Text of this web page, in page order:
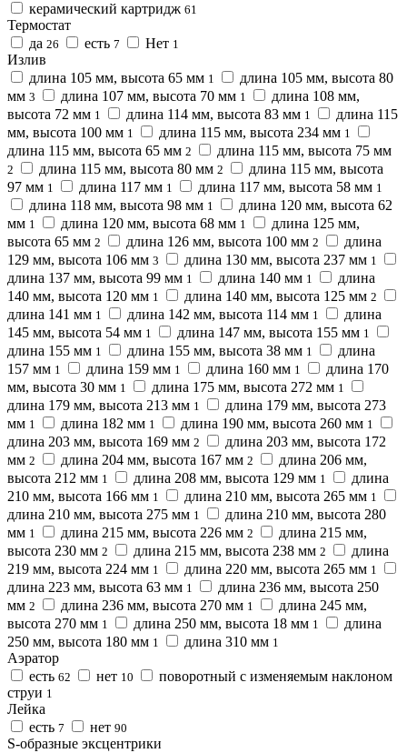
керамический картридж 61
Термостат
да 26 есть 7 Нет 1
Излив
длина 105 мм, высота 65 мм 1
длина 105 мм, высота 80
мм 3 длина 107 мм, высота 70 мм 1
длина 108 мм,
высота 72 мм 1 длина 114 мм, высота 83 мм 1
длина 115
мм, высота 100 мм 1 длина 115 мм, высота 234 мм 1
длина 115 мм, высота 65 мм 2 длина 115 мм, высота 75 мм
2 длина 115 мм, высота 80 мм 2
длина 115 мм, высота
97 мм 1 длина 117 мм 1 длина 117 мм, высота 58 мм 1
длина 118 мм, высота 98 мм 1
длина 120 мм, высота 62
мм 1 длина 120 мм, высота 68 мм 1
длина 125 мм,
высота 65 мм 2 длина 126 мм, высота 100 мм 2
длина
129 мм, высота 106 мм 3 длина 130 мм, высота 237 мм 1
длина 137 мм, высота 99 мм 1 длина 140 мм 1
длина
140 мм, высота 120 мм 1 длина 140 мм, высота 125 мм 2
длина 141 мм 1 длина 142 мм, высота 114 мм 1
длина
145 мм, высота 54 мм 1 длина 147 мм, высота 155 мм 1
длина 155 мм 1 длина 155 мм, высота 38 мм 1
длина
157 мм 1 длина 159 мм 1 длина 160 мм 1
длина 170
мм, высота 30 мм 1 длина 175 мм, высота 272 мм 1
длина 179 мм, высота 213 мм 1
длина 179 мм, высота 273
мм 1 длина 182 мм 1 длина 190 мм, высота 260 мм 1
длина 203 мм, высота 169 мм 2
длина 203 мм, высота 172
мм 2 длина 204 мм, высота 167 мм 2
длина 206 мм,
высота 212 мм 1 длина 208 мм, высота 129 мм 1
длина
210 мм, высота 166 мм 1 длина 210 мм, высота 265 мм 1
длина 210 мм, высота 275 мм 1
длина 210 мм, высота 280
мм 1 длина 215 мм, высота 226 мм 2
длина 215 мм,
высота 230 мм 2 длина 215 мм, высота 238 мм 2
длина
219 мм, высота 224 мм 1 длина 220 мм, высота 265 мм 1
длина 223 мм, высота 63 мм 1
длина 236 мм, высота 250
мм 2 длина 236 мм, высота 270 мм 1
длина 245 мм,
высота 270 мм 1 длина 250 мм, высота 18 мм 1
длина
250 мм, высота 180 мм 1 длина 310 мм 1
Аэратор
есть 62 нет 10
поворотный с изменяемым наклоном
струи 1
Лейка
есть 7 нет 90
S-образные эксцентрики